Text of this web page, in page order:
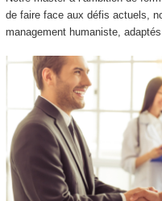
de faire face aux défis actuels,
management humaniste,